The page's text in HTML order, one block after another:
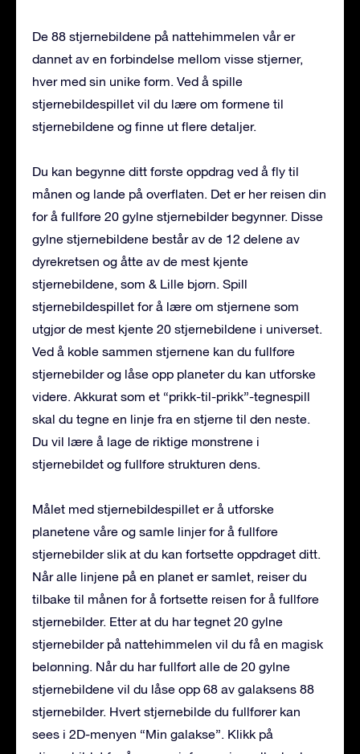
De 88 stjernebildene på nattehimmelen vår er
dannet av en forbindelse mellom visse stjerner,
hver med sin unike form. Ved å spille
stjernebildespillet vil du lære om formene til
stjernebildene og finne ut flere detaljer.
Du kan begynne ditt første oppdrag ved å fly til
månen og lande på overflaten. Det er her reisen din
for å fullføre 20 gylne stjernebilder begynner. Disse
gylne stjernebildene består av de 12 delene av
dyrekretsen og åtte av de mest kjente
stjernebildene, som & Lille bjørn. Spill
stjernebildespillet for å lære om stjernene som
utgjør de mest kjente 20 stjernebildene i universet.
Ved å koble sammen stjernene kan du fullføre
stjernebilder og låse opp planeter du kan utforske
videre. Akkurat som et “prikk-til-prikk”-tegnespill
skal du tegne en linje fra en stjerne til den neste.
Du vil lære å lage de riktige mønstrene i
stjernebildet og fullføre strukturen dens.
Målet med stjernebildespillet er å utforske
planetene våre og samle linjer for å fullføre
stjernebilder slik at du kan fortsette oppdraget ditt.
Når alle linjene på en planet er samlet, reiser du
tilbake til månen for å fortsette reisen for å fullføre
stjernebilder. Etter at du har tegnet 20 gylne
stjernebilder på nattehimmelen vil du få en magisk
belønning. Når du har fullført alle de 20 gylne
stjernebildene vil du låse opp 68 av galaksens 88
stjernebilder. Hvert stjernebilde du fullfører kan
sees i 2D-menyen “Min galakse”. Klikk på